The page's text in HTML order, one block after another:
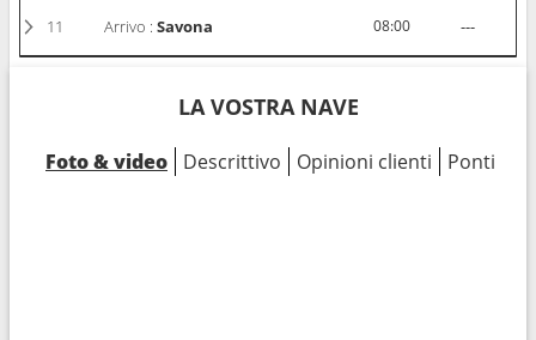
11 Arrivo :Savona 08:00 ---
LA VOSTRA NAVE
Foto & video Descrittivo Opinioni clienti Ponti